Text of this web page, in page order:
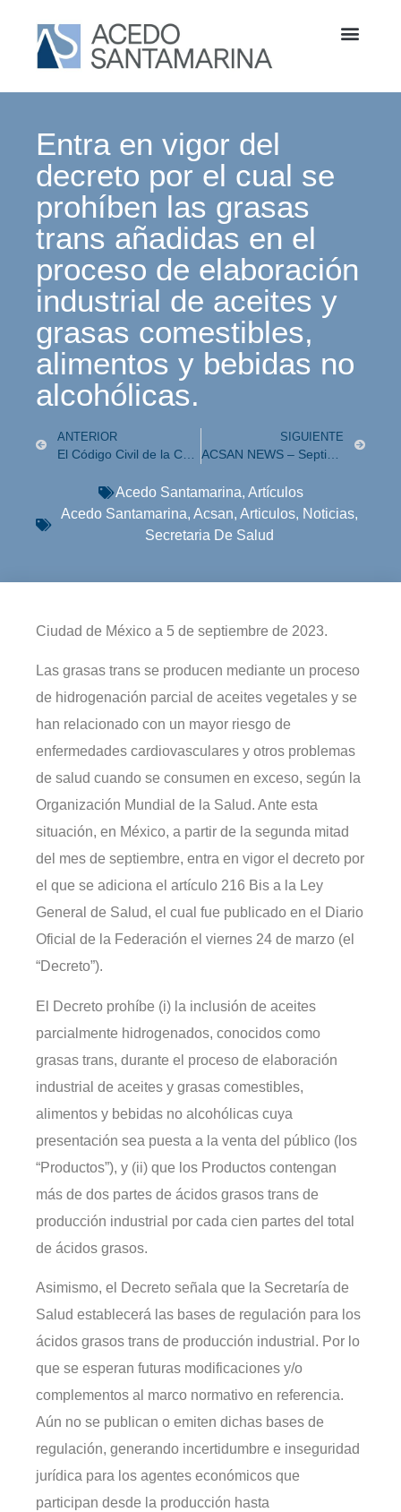
Entra en vigor del
decreto por el cual se
prohíben las grasas
trans añadidas en el
proceso de elaboración
industrial de aceites y
grasas comestibles,
alimentos y bebidas no
alcohólicas.
ANTERIOR SIGUIENTE
Acedo Santamarina, Artículos
Acedo Santamarina, Acsan, Articulos, Noticias,
Secretaria De Salud
Ciudad de México a 5 de septiembre de 2023.
Las grasas trans se producen mediante un proceso
de hidrogenación parcial de aceites vegetales y se
han relacionado con un mayor riesgo de
enfermedades cardiovasculares y otros problemas
de salud cuando se consumen en exceso, según la
Organización Mundial de la Salud. Ante esta
situación, en México, a partir de la segunda mitad
del mes de septiembre, entra en vigor el decreto por
el que se adiciona el artículo 216 Bis a la Ley
General de Salud, el cual fue publicado en el Diario
Oficial de la Federación el viernes 24 de marzo (el
“Decreto”).
El Decreto prohíbe (i) la inclusión de aceites
parcialmente hidrogenados, conocidos como
grasas trans, durante el proceso de elaboración
industrial de aceites y grasas comestibles,
alimentos y bebidas no alcohólicas cuya
presentación sea puesta a la venta del público (los
“Productos”), y (ii) que los Productos contengan
más de dos partes de ácidos grasos trans de
producción industrial por cada cien partes del total
de ácidos grasos.
Asimismo, el Decreto señala que la Secretaría de
Salud establecerá las bases de regulación para los
ácidos grasos trans de producción industrial. Por lo
que se esperan futuras modificaciones y/o
complementos al marco normativo en referencia.
Aún no se publican o emiten dichas bases de
regulación, generando incertidumbre e inseguridad
jurídica para los agentes económicos que
participan desde la producción hasta